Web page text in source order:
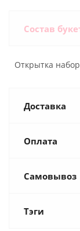
Состав
Открытка
Доставка
Оплата
Самовывоз
Тэги